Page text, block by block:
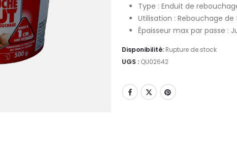
Type : Enduit de
Utilisation : Rebouchage
Épaisseur max par passe :
Disponibilité: Rupture de stock
UGS : QU02642